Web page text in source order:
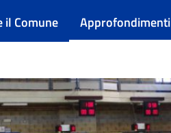
il Comune Approfondimenti
presente nel Comune di Pescara